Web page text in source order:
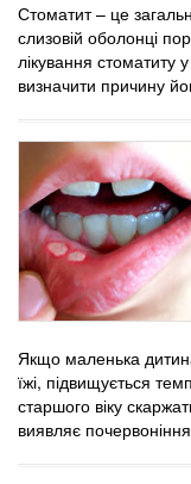
Стоматит – це
слизовій оболонці
лікування стоматиту
визначити причину
Якщо маленька
їжі, підвищується
старшого віку
виявляє